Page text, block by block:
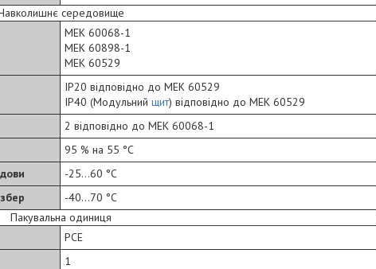
середовище
МЕК 60068-1
МЕК 60898-1
МЕК 60529
IP20 відповідно до МЕК 60529
IP40 (Модульний щит) відповідно до МЕК 60529
2 відповідно до МЕК 60068-1
95 % на 55 °C
-25…60 °C
-40…70 °C
Пакувальна одиниця
PCE
1